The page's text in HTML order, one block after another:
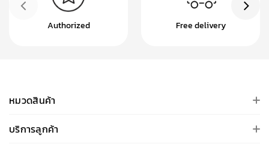
Authorized Free delivery
หมวดสินค้า
บริการลูกค้า